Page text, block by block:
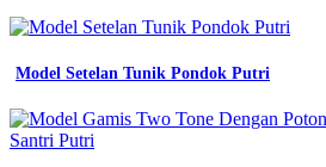
Gambar
Sd
Mudah
pria
Model Setelan Tunik Pondok Putri